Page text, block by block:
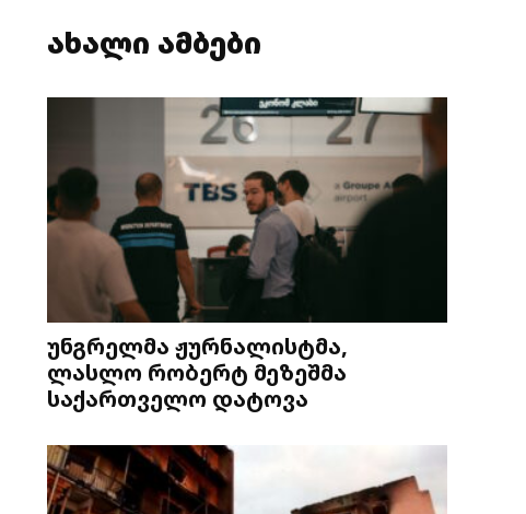
ახალი ამბები
უნგრელმა ჟურნალისტმა,
ლასლო რობერტ მეზეშმა
საქართველო დატოვა